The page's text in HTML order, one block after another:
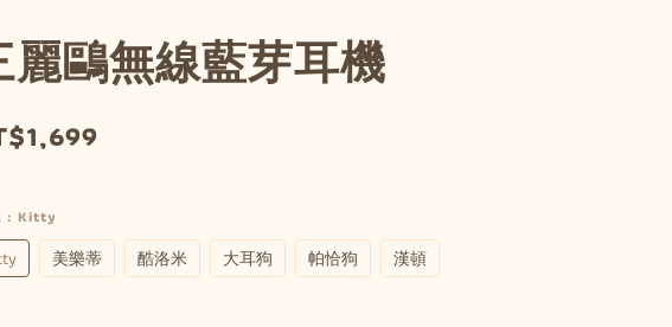
麗鷗無線藍芽耳機
: Kitty
美樂蒂 酷洛米 大耳狗 帕恰狗 漢頓